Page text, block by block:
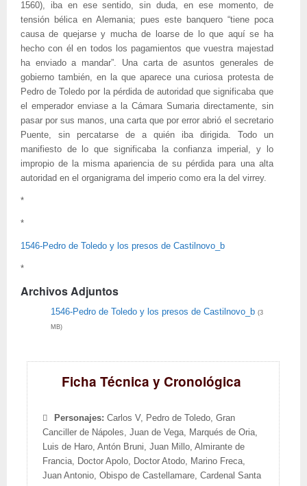
1560), iba en ese sentido, sin duda, en ese momento, de
tensión bélica en Alemania; pues este banquero “tiene poca
causa de quejarse y mucha de loarse de lo que aquí se ha
hecho con él en todos los pagamientos que vuestra majestad
ha enviado a mandar”. Una carta de asuntos generales de
gobierno también, en la que aparece una curiosa protesta de
Pedro de Toledo por la pérdida de autoridad que significaba que
el emperador enviase a la Cámara Sumaria directamente, sin
pasar por sus manos, una carta que por error abrió el secretario
Puente, sin percatarse de a quién iba dirigida. Todo un
manifiesto de lo que significaba la confianza imperial, y lo
impropio de la misma apariencia de su pérdida para una alta
autoridad en el organigrama del imperio como era la del virrey.
*
*
1546-Pedro de Toledo y los presos de Castilnovo_b
*
Archivos Adjuntos
1546-Pedro de Toledo y los presos de Castilnovo_b (3
MB)
Ficha Técnica y Cronológica
Personajes: Carlos V, Pedro de Toledo, Gran
Canciller de Nápoles, Juan de Vega, Marqués de Oria,
Luis de Haro, Antón Bruni, Juan Millo, Almirante de
Francia, Doctor Apolo, Doctor Atodo, Marino Freca,
Juan Antonio, Obispo de Castellamare, Cardenal Santa